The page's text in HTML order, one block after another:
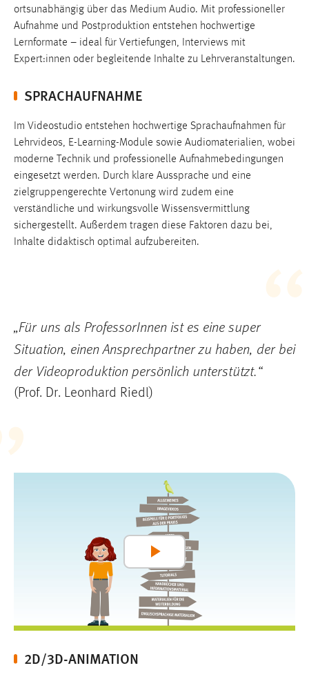
ortsunabhängig über das Medium Audio. Mit professioneller
Aufnahme und Postproduktion entstehen hochwertige
Lernformate – ideal für Vertiefungen, Interviews mit
Expert:innen oder begleitende Inhalte zu Lehrveranstaltungen.
SPRACHAUFNAHME
Im Videostudio entstehen hochwertige Sprachaufnahmen für
Lehrvideos, E-Learning-Module sowie Audiomaterialien, wobei
moderne Technik und professionelle Aufnahmebedingungen
eingesetzt werden. Durch klare Aussprache und eine
zielgruppengerechte Vertonung wird zudem eine
verständliche und wirkungsvolle Wissensvermittlung
sichergestellt. Außerdem tragen diese Faktoren dazu bei,
Inhalte didaktisch optimal aufzubereiten.
„Für uns als ProfessorInnen ist es eine super
Situation, einen Ansprechpartner zu haben, der bei
der Videoproduktion persönlich unterstützt.“
(Prof. Dr. Leonhard Riedl)
Play
Video
2D/3D-ANIMATION
Kartenkacheln „Karte“ von OpenStreetMap:
https://osmfoundation.org/wiki/Privacy_Policy
Kartenkacheln „Satellit“ von ESRI/ArcGIS:
intro.htm
Kartenmaterial
Name:
Anbieter:
OpenStreet Map & ESRI Maps
Zweck:
Darstellung der Kacheln für die Karte